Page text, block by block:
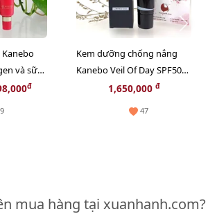
và sữa
- 25g
đ
Kem dưỡng chống nắng
Kanebo Veil Of Day SPF50
2in1 nâng tông trắng hồng
1,650,000 đ
47
mua hàng tại xuanhanh.com?